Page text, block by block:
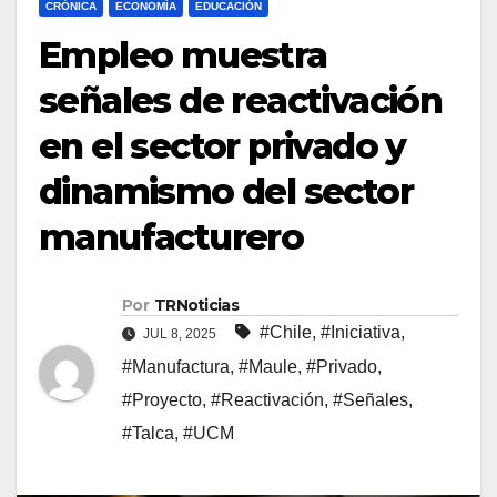
CRÓNICA ECONOMÍA EDUCACIÓN
Empleo muestra
señales de reactivación
en el sector privado y
dinamismo del sector
manufacturero
Por TRNoticias
JUL 8, 2025 #Chile, #Iniciativa,
#Manufactura, #Maule, #Privado,
#Proyecto, #Reactivación, #Señales,
#Talca, #UCM